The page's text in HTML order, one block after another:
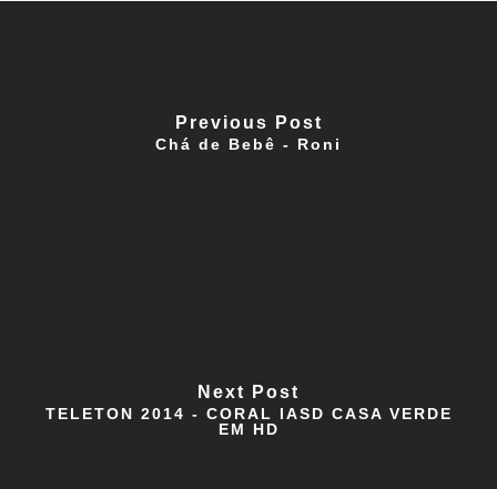
Previous Post
Chá de Bebê - Roni
Next Post
TELETON 2014 - CORAL IASD CASA VERDE
EM HD